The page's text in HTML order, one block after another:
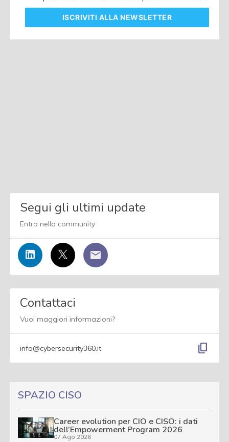
ISCRIVITI ALLA NEWSLETTER
Segui gli ultimi update
Entra nella community
Contattaci
Vuoi maggiori informazioni?
info@cybersecurity360.it content_copy
SPAZIO CISO
Career evolution per CIO e CISO: i dati
dell’Empowerment Program 2026
07 Ago 2026